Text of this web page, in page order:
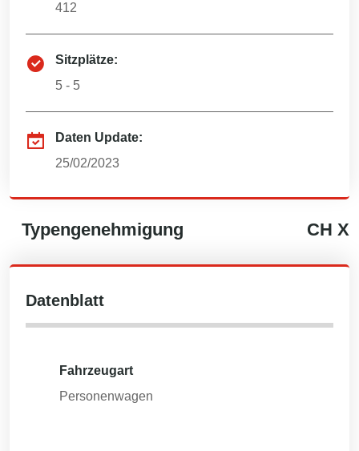
412
Sitzplätze:
5 - 5
Daten Update:
25/02/2023
Typengenehmigung CH X
Datenblatt
Fahrzeugart
Personenwagen